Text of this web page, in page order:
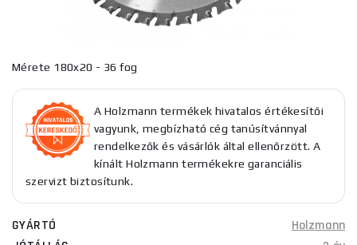
Mérete 180x20 - 36 fog
A Holzmann termékek hivatalos értékesítői
vagyunk, megbízható cég tanúsítvánnyal
rendelkezők és vásárlók által ellenőrzött. A
kínált Holzmann termékekre garanciális
szervizt biztosítunk.
GYÁRTÓ
Holzmann